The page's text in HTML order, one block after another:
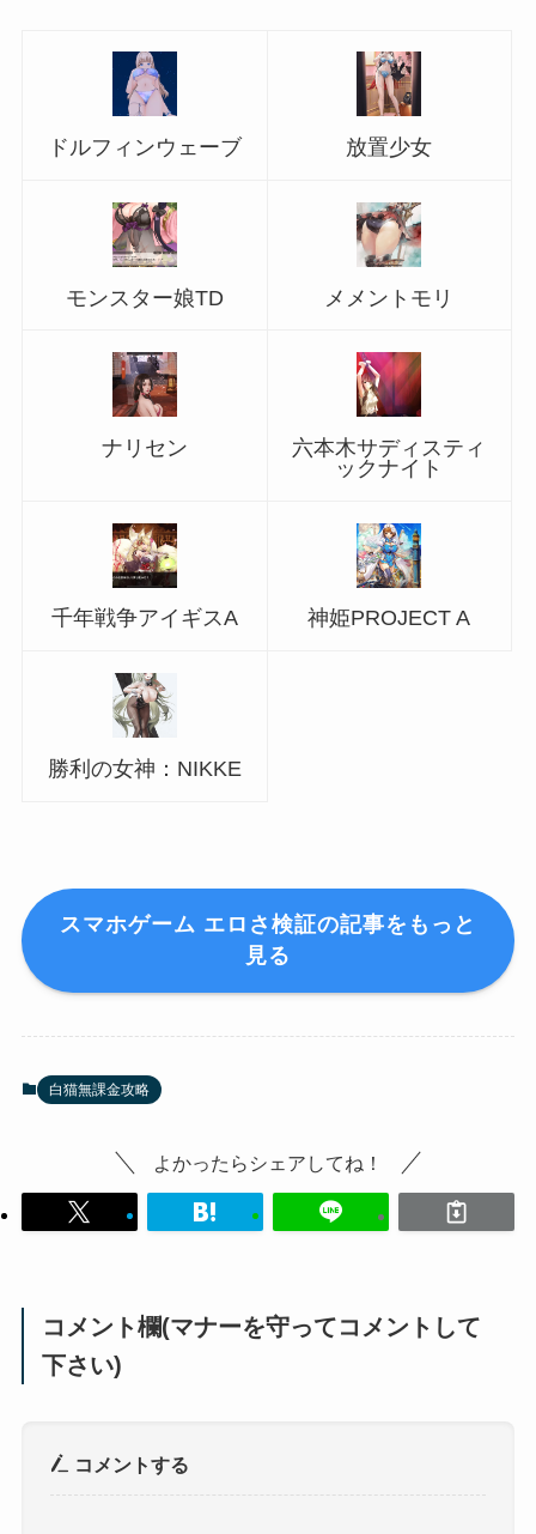
ドルフィンウェーブ 放置少女
モンスター娘TD メメントモリ
ナリセン
六本木サディスティ
ックナイト
千年戦争アイギスA 神姫PROJECT A
勝利の女神：NIKKE
スマホゲーム エロさ検証の記事をもっと
見る
白猫無課金攻略
よかったらシェアしてね！
コメント欄(マナーを守ってコメントして
下さい)
コメントする